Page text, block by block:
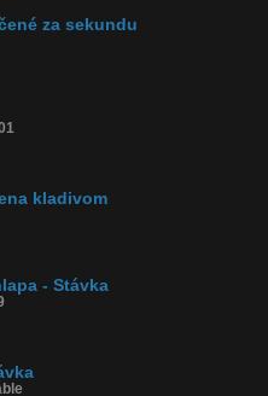
pusa, stavka
za sekundu
kladivom
- Stávka